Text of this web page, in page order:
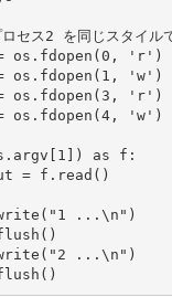
セス2 を同じスタイル
os.fdopen(0, 'r')
os.fdopen(1, 'w')
os.fdopen(3, 'r')
os.fdopen(4, 'w')
as f:
= f.read()
...\n")
...\n")